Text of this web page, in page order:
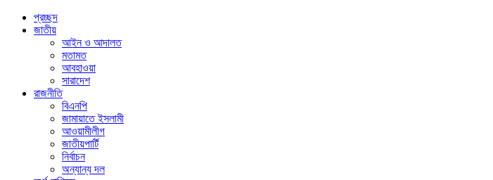
প্রচ্ছদ
জাতীয়
আইন ও আদালত
মতামত
আবহাওয়া
সারাদেশ
রাজনীতি
বিএনপি
জামায়াতে ইসলামী
আওয়ামীলীগ
জাতীয়পার্টি
নির্বাচন
অন্যান্য দল